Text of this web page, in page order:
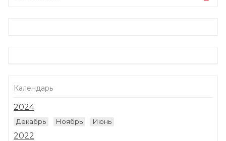
Календарь
2024
Декабрь Ноябрь Июнь
2022